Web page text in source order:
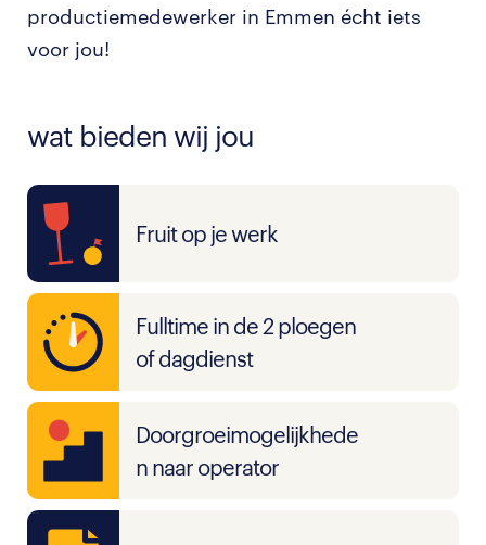
productiemedewerker in Emmen écht iets
voor jou!
wat bieden wij jou
Fruit op je werk
Fulltime in de 2 ploegen
of dagdienst
Doorgroeimogelijkhede
n naar operator